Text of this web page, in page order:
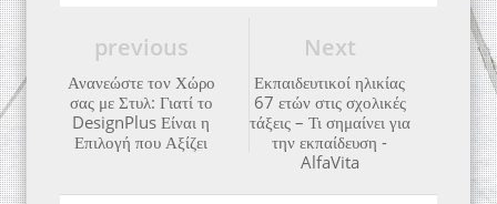
Next
Εκπαιδευτικοί ηλικίας
67 ετών στις σχολικές
τάξεις – Τι σημαίνει για
την εκπαίδευση -
AlfaVita
previous
Ανανεώστε τον Χώρο
σας με Στυλ: Γιατί το
DesignPlus Είναι η
Επιλογή που Αξίζει